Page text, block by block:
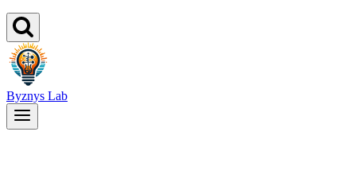
Byznys Lab